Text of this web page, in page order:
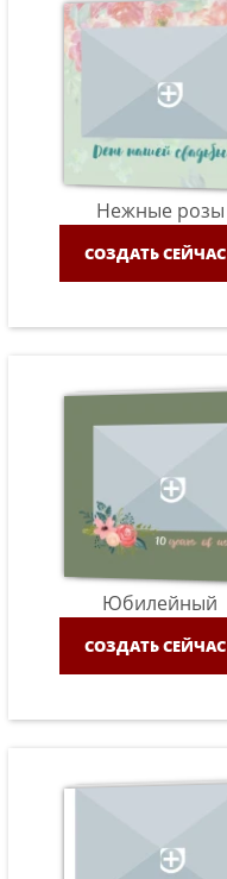
Нежные розы
СОЗДАТЬ СЕЙЧАС
Юбилейный
СОЗДАТЬ СЕЙЧАС